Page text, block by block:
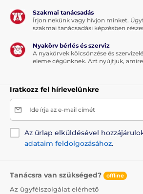
nyomást. A hátizsák földre helyezését
speciálisan kialakított fém talpbetét
a táska eldőlését. A hátizsák alsó
elegendő mozgáshelyet biztosít házi
Panorámás ablak
borítja, mely sötét anyaggal lett
kedvence garantáltan élvezni fogja a
csökkentve a külső hatásokat.
A frisslevegő-rendszer és a
elhelyezni és USB-n keresztül
Szakmai tanácsadás
Írjon nekünk vagy hívjon minket.
szakmai tanácsadási képzésben
Nyakörv bérlés és szerviz
A nyakörvek kölcsönzése és
eleme cégünknek. Azt nyújtjuk, amire
Iratkozz fel hírlevelünkre
Ide írja az e-mail címét
Az űrlap elküldésével
adataim feldolgozásához.
Tanácsra van szükséged? offline
Az ügyfélszolgálat elérhető